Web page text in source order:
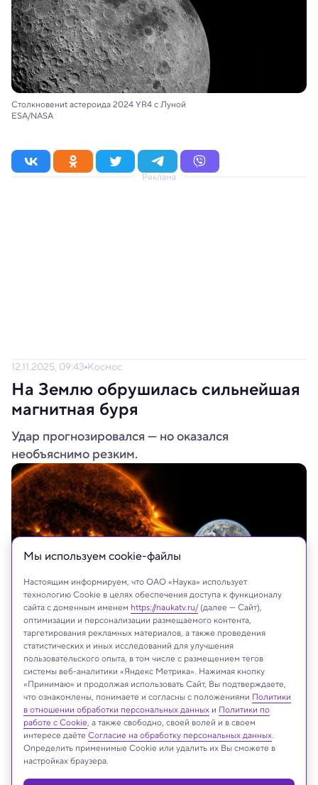
Cтолкновениt астероида 2024 YR4 с Луной
ESA/NASA
Реклама
12.11.2025, 09:43 Космос
На Землю обрушилась сильнейшая
магнитная буря
Удар прогнозировался — но оказался
необъяснимо резким.
Магнитная буря
Juergen Faelchle/Shutterstock/FOTODOM
Реклама
Мы используем сookie-файлы
Настоящим информируем, что ОАО «Наука» использует
технологию Cookie в целях обеспечения доступа к функционалу
сайта с доменным именем https://naukatv.ru/(далее — Сайт),
оптимизации и персонализации размещаемого контента,
таргетирования рекламных материалов, а также проведения
статистических и иных исследований для улучшения
пользовательского опыта, в том числе с размещением тегов
системы веб-аналитики «Яндекс Метрика». Нажимая кнопку
«Принимаю» и продолжая использовать Сайт, Вы подтверждаете,
что ознакомлены, понимаете и согласны с положениями Политики
в отношении обработки персональных данных и Политики по
работе с Cookie, а также свободно, своей волей и в своем
интересе даёте Согласие на обработку персональных данных.
Определить применимые Cookie или удалить их Вы сможете в
настройках браузера.